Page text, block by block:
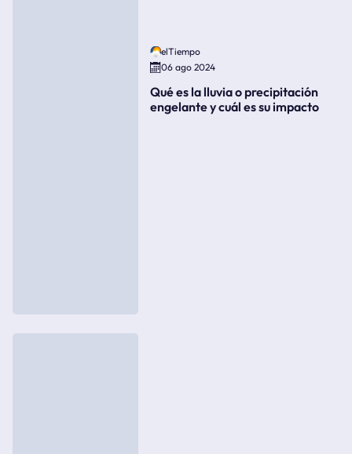
elTiempo
06 ago 2024
Qué es la lluvia o precipitación
engelante y cuál es su impacto